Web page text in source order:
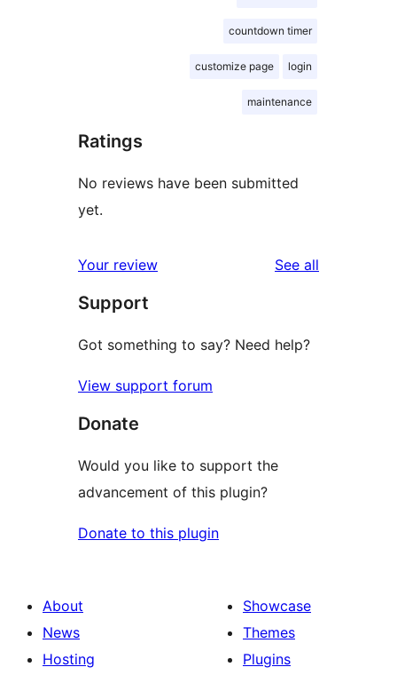
countdown timer
customize page login
maintenance
Ratings
No reviews have been submitted
yet.
Your review See all
Support
Got something to say? Need help?
View support forum
Donate
Would you like to support the
advancement of this plugin?
Donate to this plugin
About
News
Hosting
Showcase
Themes
Plugins